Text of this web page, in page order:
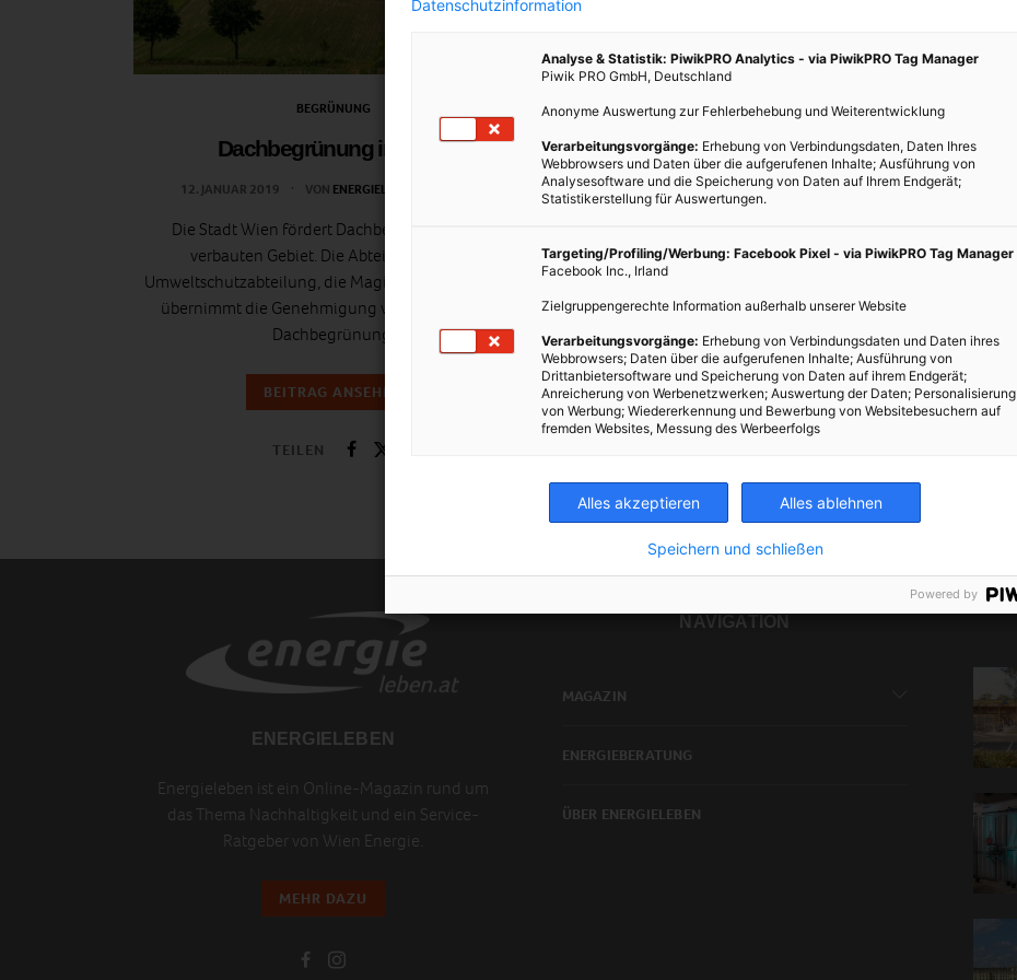
BEGRÜNUNG
Dachbegrünung in Wien
12. JANUAR 2019 VON ENERGIELEBEN REDAKTION
Die Stadt Wien fördert Dachbegrünungen im
verbauten Gebiet. Die Abteilung Wiener
Umweltschutzabteilung, die Magistratsabteilung 22,
übernimmt die Genehmigung von Anträgen zur
Dachbegrünung.
BEITRAG ANSEHEN
TEILEN
ENERGIELEBEN
Energieleben ist ein Online-Magazin rund um
das Thema Nachhaltigkeit und ein Service-
Ratgeber von Wien Energie.
MEHR DAZU
NAVIGATION
MAGAZIN
ENERGIEBERATUNG
ÜBER ENERGIELEBEN
Datenschutzinformation
Analyse & Statistik: PiwikPRO Analytics - via PiwikPRO Tag Manager
Piwik PRO GmbH, Deutschland
Anonyme Auswertung zur Fehlerbehebung und Weiterentwicklung
Verarbeitungsvorgänge: Erhebung von Verbindungsdaten, Daten Ihres
Webbrowsers und Daten über die aufgerufenen Inhalte; Ausführung von
Analysesoftware und die Speicherung von Daten auf Ihrem Endgerät;
Statistikerstellung für Auswertungen.
Targeting/Profiling/Werbung: Facebook Pixel - via PiwikPRO Tag Manager
Facebook Inc., Irland
Zielgruppengerechte Information außerhalb unserer Website
Verarbeitungsvorgänge: Erhebung von Verbindungsdaten und Daten ihres
Webbrowsers; Daten über die aufgerufenen Inhalte; Ausführung von
Drittanbietersoftware und Speicherung von Daten auf ihrem Endgerät;
Anreicherung von Werbenetzwerken; Auswertung der Daten; Personalisierung
von Werbung; Wiedererkennung und Bewerbung von Websitebesuchern auf
fremden Websites, Messung des Werbeerfolgs
Alles akzeptieren Alles ablehnen
Speichern und schließen
Powered by